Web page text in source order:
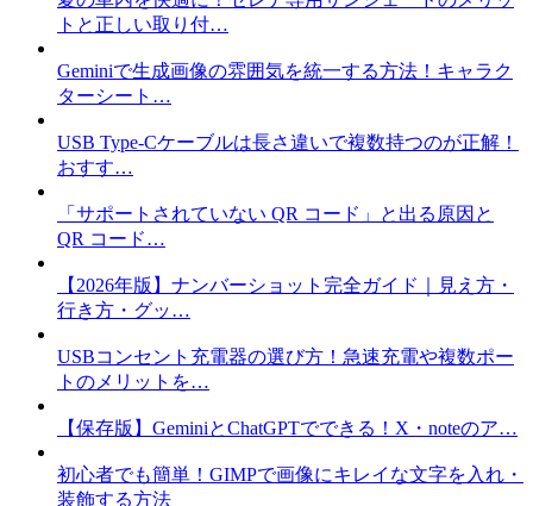
トと正しい取り付…
Geminiで生成画像の雰囲気を統一する方法！キャラク
ターシート…
USB Type-Cケーブルは長さ違いで複数持つのが正解！
おすす…
「サポートされていない QR コード」と出る原因と
QR コード…
【2026年版】ナンバーショット完全ガイド｜見え方・
行き方・グッ…
USBコンセント充電器の選び方！急速充電や複数ポー
トのメリットを…
【保存版】GeminiとChatGPTでできる！X・noteのア…
初心者でも簡単！GIMPで画像にキレイな文字を入れ・
装飾する方法